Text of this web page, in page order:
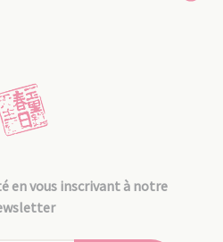
en vous inscrivant à notre